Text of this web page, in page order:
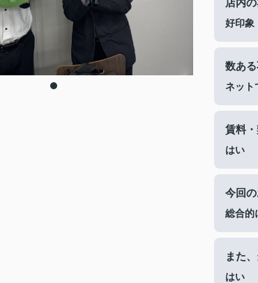
店内
好印象
数あ
ネット
賃料
はい
今回
総合的
また
はい